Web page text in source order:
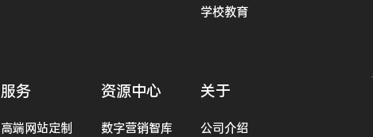
学校教育
服务
高端网站定制
资源中心
数字营销智库
关于
公司介绍